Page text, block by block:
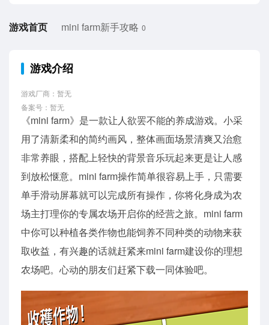
游戏首页 mini farm新手攻略 0
游戏介绍
游戏厂商：暂无
备案号：暂无
《mini farm》是一款让人欲罢不能的养成游戏。小采
用了清新柔和的简约画风，整体画面场景清爽又治愈
非常养眼，搭配上轻快的背景音乐玩起来更是让人感
到放松惬意。mini farm操作简单很容易上手，只需要
单手滑动屏幕就可以完成所有操作，你将化身成为农
场主打理你的专属农场开启你的经营之旅。mini farm
中你可以种植各类作物也能饲养不同种类的动物来获
取收益，有兴趣的话就赶紧来mini farm建设你的理想
农场吧。心动的朋友们赶紧下载一同体验吧。